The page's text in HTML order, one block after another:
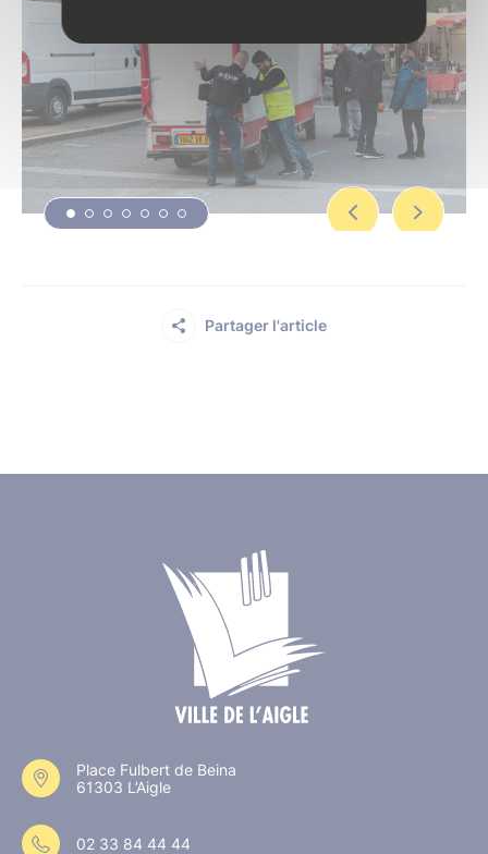
Partager l'article
Place Fulbert de Beina
61303 L’Aigle
02 33 84 44 44